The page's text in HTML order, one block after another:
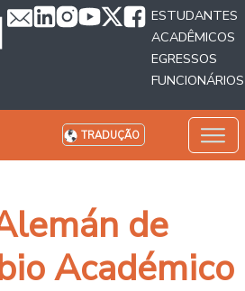
ESTUDANTES
ACADÊMICOS
EGRESSOS
FUNCIONÁRIOS
TRADUÇÃO
de
Académico